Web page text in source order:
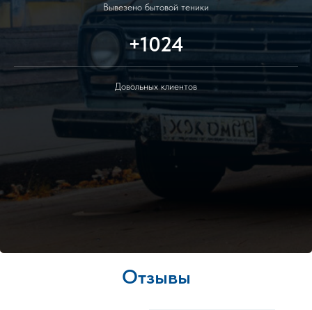
Вывезено бытовой теники
+1024
Довольных клиентов
Отзывы